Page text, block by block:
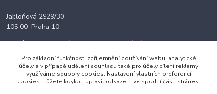
Jabloňová 2929/30
106 00 Praha 10
(na této adrese není prodejna ani výdejní místo)
Pro základní funkčnost, zpříjemnění používání webu, analytické
účely a v případě udělení souhlasu také pro účely cílení reklamy
využíváme soubory cookies. Nastavení vlastních preferencí
cookies můžete kdykoli upravit odkazem ve spodní části stránek.